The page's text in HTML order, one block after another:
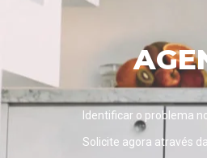
Identificar o problema
Solicite agora através